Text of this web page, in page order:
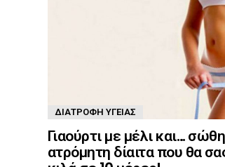
ΔΙΑΤΡΟΦΉ ΥΓΕΊΑΣ
Γιαούρτι με μέλι και…
ατρόμητη δίαιτα που θα